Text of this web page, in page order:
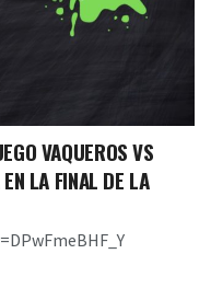
VAQUEROS VS
LA FINAL DE LA